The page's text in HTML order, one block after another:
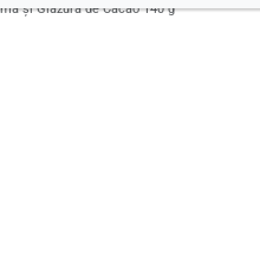
și Glazură de Cacao 140 g